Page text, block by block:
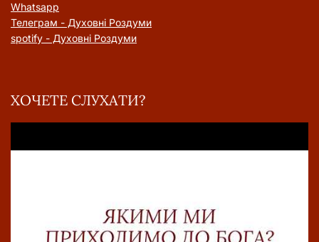
Whatsapp
Телеграм - Духовні Роздуми
spotify - Духовні Роздуми
ХОЧЕТЕ СЛУХАТИ?